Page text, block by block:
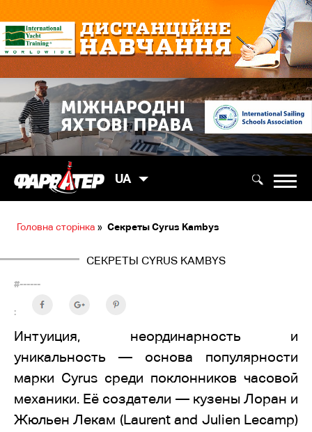
UA
Головна сторінка » Секреты Cyrus Kambys
СЕКРЕТЫ CYRUS KAMBYS
#------
:
Интуиция, неординарность и
уникальность — основа популярности
марки Cyrus среди поклонников часовой
механики. Её создатели — кузены Лоран и
Жюльен Лекам (Laurent and Julien Lecamp)